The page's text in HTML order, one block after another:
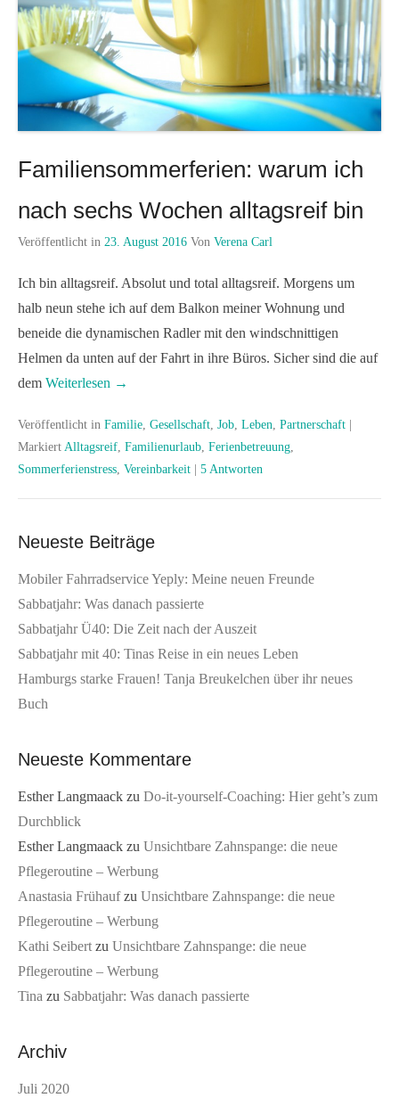
Familiensommerferien: warum ich
nach sechs Wochen alltagsreif bin
Veröffentlicht in 23. August 2016 Von Verena Carl
Ich bin alltagsreif. Absolut und total alltagsreif. Morgens um
halb neun stehe ich auf dem Balkon meiner Wohnung und
beneide die dynamischen Radler mit den windschnittigen
Helmen da unten auf der Fahrt in ihre Büros. Sicher sind die auf
dem Weiterlesen →
Veröffentlicht in Familie, Gesellschaft, Job, Leben, Partnerschaft
Markiert Alltagsreif, Familienurlaub, Ferienbetreuung,
Sommerferienstress, Vereinbarkeit 5 Antworten
Neueste Beiträge
Mobiler Fahrradservice Yeply: Meine neuen Freunde
Sabbatjahr: Was danach passierte
Sabbatjahr Ü40: Die Zeit nach der Auszeit
Sabbatjahr mit 40: Tinas Reise in ein neues Leben
Hamburgs starke Frauen! Tanja Breukelchen über ihr neues
Buch
Neueste Kommentare
Esther Langmaack zu Do-it-yourself-Coaching: Hier geht’s zum
Durchblick
Esther Langmaack zu Unsichtbare Zahnspange: die neue
Pflegeroutine – Werbung
Anastasia Frühaufzu Unsichtbare Zahnspange: die neue
Pflegeroutine – Werbung
Kathi Seibert zu Unsichtbare Zahnspange: die neue
Pflegeroutine – Werbung
Tina zu Sabbatjahr: Was danach passierte
Archiv
Juli 2020